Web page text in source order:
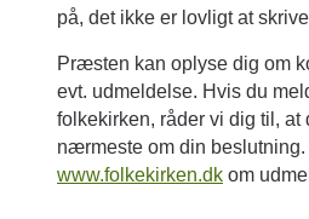
på, det ikke er lovligt at
Præsten kan oplyse dig om
evt. udmeldelse. Hvis du
folkekirken, råder vi dig til, at
nærmeste om din
www.folkekirken.dk om